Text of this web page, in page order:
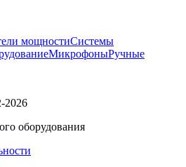
мощностиСистемы
МикрофоныРучные
2026
оборудования